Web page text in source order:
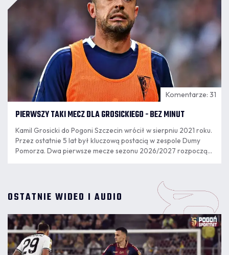
Komentarze: 31
PIERWSZY TAKI MECZ DLA GROSICKIEGO - BEZ MINUT
Kamil Grosicki do Pogoni Szczecin wrócił w sierpniu 2021 roku.
Przez ostatnie 5 lat był kluczową postacią w zespole Dumy
Pomorza. Dwa pierwsze mecze sezonu 2026/2027 rozpoczął
OSTATNIE WIDEO I AUDIO